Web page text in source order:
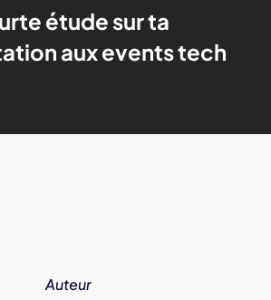
étude sur ta
aux events tech
Auteur